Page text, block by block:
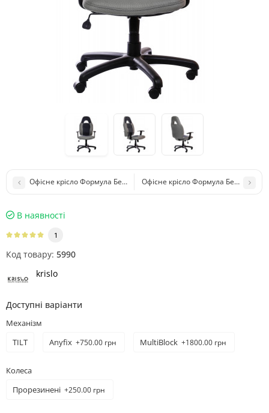
Офісне крісло Формула Бежеве/Сіре Rozana 01Офісне крісло Формула Бежеве/
В наявності
1
Код товару: 5990
krislo
Доступні варіанти
Механізм
TILT
Anyfix +750.00 грн MultiBlock +1800.00 грн
Колеса
Прорезинені +250.00 грн